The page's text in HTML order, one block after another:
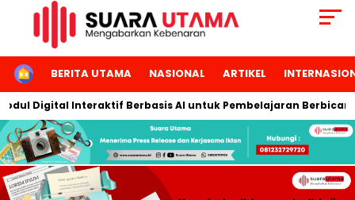
HOMEBERITA UTAMA NASIONAL ARTIKEL
Interaktif Berbasis AI untuk Pembelajaran Berbicara Bahasa